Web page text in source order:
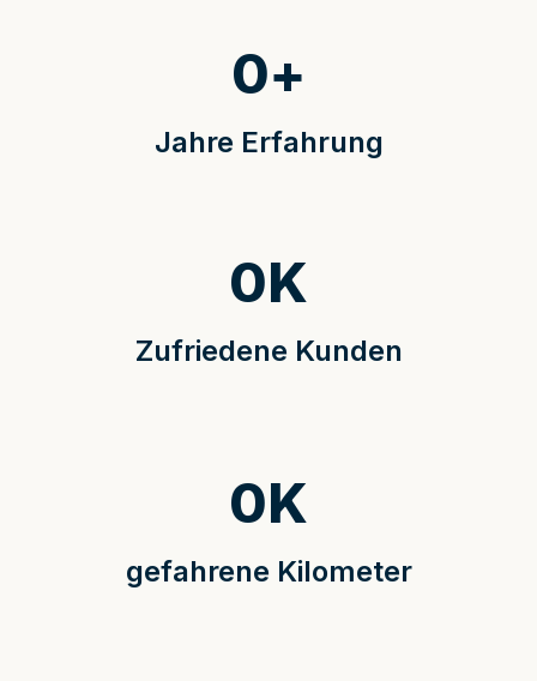
Jahre Erfahrung
0+
Zufriedene Kunden
0K
gefahrene Kilometer
0K